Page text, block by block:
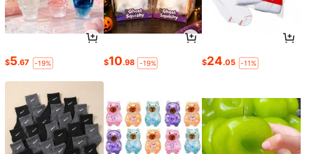
$5.67 -19% $10.98 -19% $24.05 -11%